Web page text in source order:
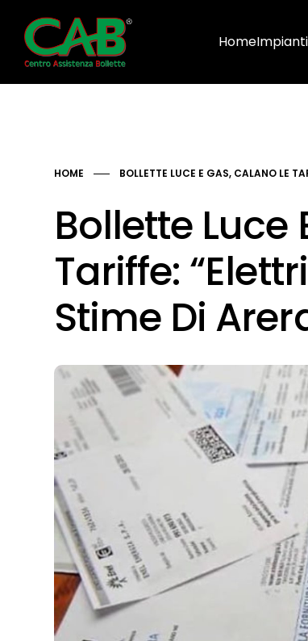
Home
HOME BOLLETTE LUCE E GAS, CALANO LE
Bollette Luce
Tariffe:
Stime Di